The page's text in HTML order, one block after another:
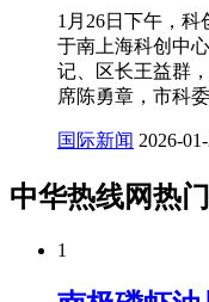
1月26日下午，科
于南上海科创中
记、区长王益群
席陈勇章，市科
国际新闻 2026-
中华热线网热
1